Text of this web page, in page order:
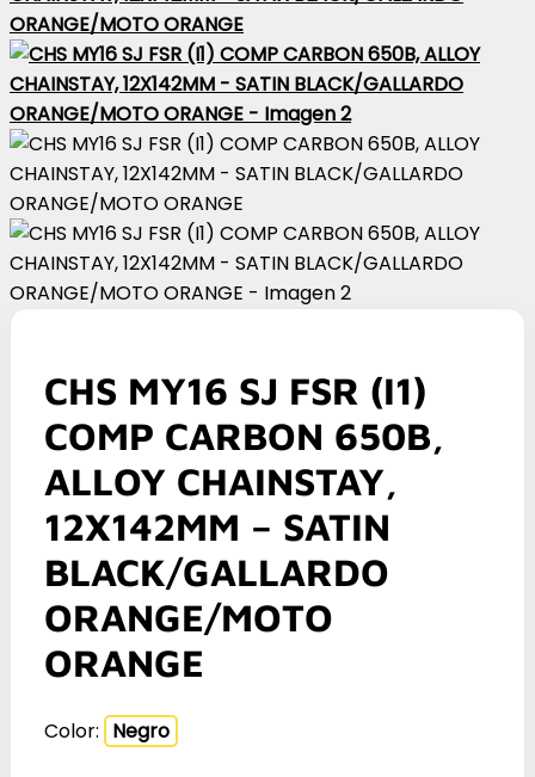
CHS MY16 SJ FSR (I1)
COMP CARBON 650B,
ALLOY CHAINSTAY,
12X142MM – SATIN
BLACK/GALLARDO
ORANGE/MOTO
ORANGE
Color: Negro